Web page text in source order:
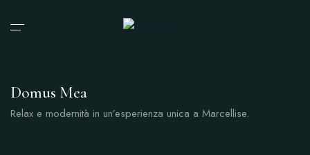
Domus Mea
Relax e modernità in un’esperienza unica a Marcellise.